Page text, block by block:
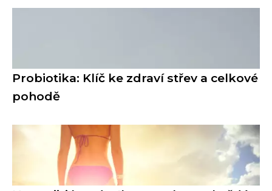
Probiotika: Klíč ke zdraví střev a celkové
pohodě